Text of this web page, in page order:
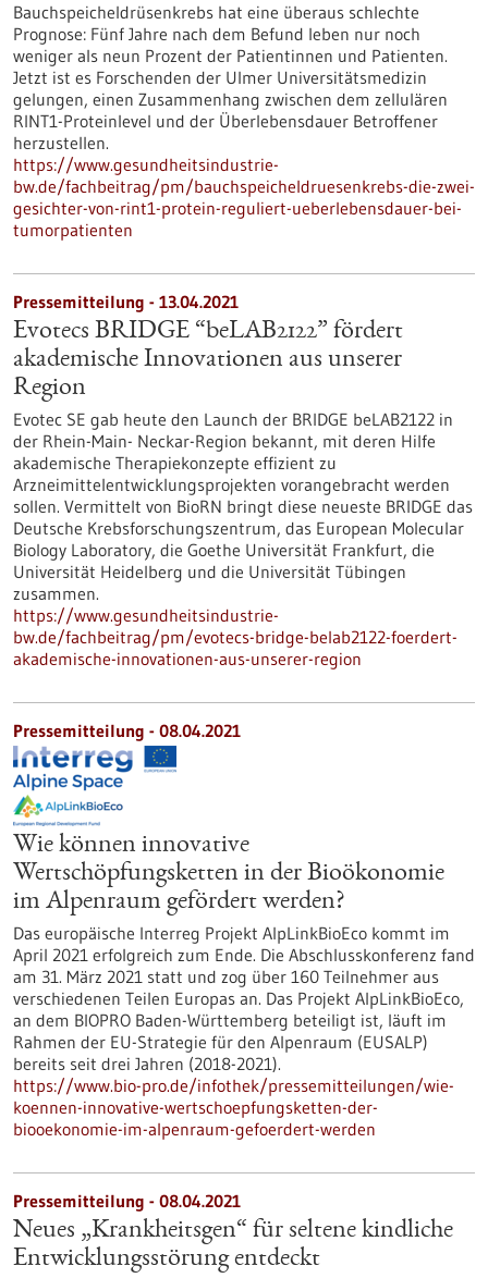
Bauchspeicheldrüsenkrebs hat eine überaus schlechte
Prognose: Fünf Jahre nach dem Befund leben nur noch
weniger als neun Prozent der Patientinnen und Patienten.
Jetzt ist es Forschenden der Ulmer Universitätsmedizin
gelungen, einen Zusammenhang zwischen dem zellulären
RINT1-Proteinlevel und der Überlebensdauer Betroffener
herzustellen.
https://www.gesundheitsindustrie-
bw.de/fachbeitrag/pm/bauchspeicheldruesenkrebs-die-zwei-
gesichter-von-rint1-protein-reguliert-ueberlebensdauer-bei-
tumorpatienten
Pressemitteilung - 13.04.2021
Evotecs BRIDGE “beLAB2122” fördert
akademische Innovationen aus unserer
Region
Evotec SE gab heute den Launch der BRIDGE beLAB2122 in
der Rhein-Main- Neckar-Region bekannt, mit deren Hilfe
akademische Therapiekonzepte effizient zu
Arzneimittelentwicklungsprojekten vorangebracht werden
sollen. Vermittelt von BioRN bringt diese neueste BRIDGE das
Deutsche Krebsforschungszentrum, das European Molecular
Biology Laboratory, die Goethe Universität Frankfurt, die
Universität Heidelberg und die Universität Tübingen
zusammen.
https://www.gesundheitsindustrie-
bw.de/fachbeitrag/pm/evotecs-bridge-belab2122-foerdert-
akademische-innovationen-aus-unserer-region
Pressemitteilung - 08.04.2021
Wie können innovative
Wertschöpfungsketten in der Bioökonomie
im Alpenraum gefördert werden?
Das europäische Interreg Projekt AlpLinkBioEco kommt im
April 2021 erfolgreich zum Ende. Die Abschlusskonferenz fand
am 31. März 2021 statt und zog über 160 Teilnehmer aus
verschiedenen Teilen Europas an. Das Projekt AlpLinkBioEco,
an dem BIOPRO Baden-Württemberg beteiligt ist, läuft im
Rahmen der EU-Strategie für den Alpenraum (EUSALP)
bereits seit drei Jahren (2018-2021).
https://www.bio-pro.de/infothek/pressemitteilungen/wie-
koennen-innovative-wertschoepfungsketten-der-
biooekonomie-im-alpenraum-gefoerdert-werden
Pressemitteilung - 08.04.2021
Neues „Krankheitsgen“ für seltene kindliche
Entwicklungsstörung entdeckt